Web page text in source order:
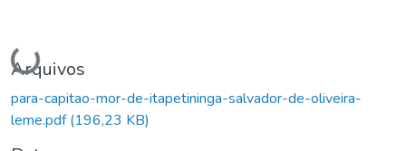
Carregando...
Arquivos
para-capitao-mor-de-itapetininga-salvador-de-oliveira-
leme.pdf(196,23 KB)